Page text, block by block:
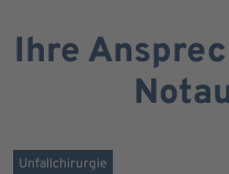
Ihre
Unfallchirurgie